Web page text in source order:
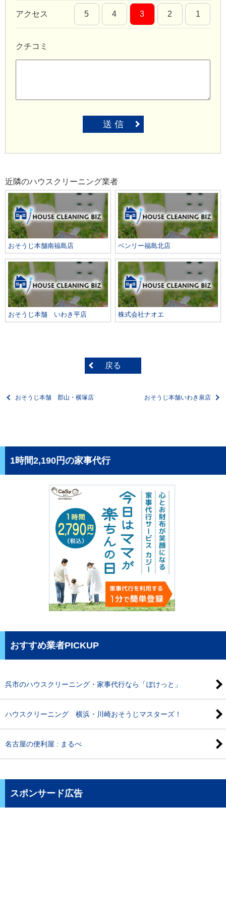
アクセス 5 4 3 2 1
クチコミ
送 信
近隣のハウスクリーニング業者
おそうじ本舗南福島店 ベンリー福島北店
おそうじ本舗 いわき平店 株式会社ナオエ
戻る
おそうじ本舗 郡山・横塚店 おそうじ本舗いわき泉店
1時間2,190円の家事代行
おすすめ業者PICKUP
呉市のハウスクリーニング・家事代行なら「ぽけっと」
ハウスクリーニング 横浜・川崎おそうじマスターズ！
名古屋の便利屋 : まるべ
スポンサード広告